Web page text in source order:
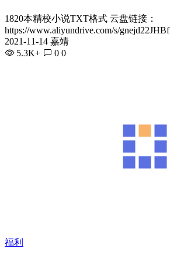
1820本精校小说TXT格式 云盘链接：
https://www.aliyundrive.com/s/gnejd22JHBf
2021-11-14 嘉靖
5.3K+
0 0
福利